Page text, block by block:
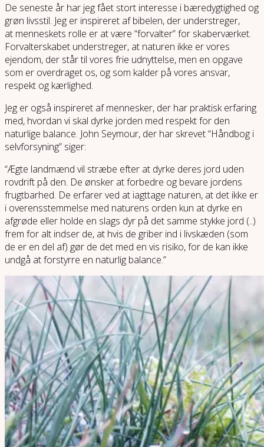
De seneste år har jeg fået stort interesse i bæredygtighed og
grøn livsstil. Jeg er inspireret af bibelen, der understreger,
at menneskets rolle er at være “forvalter” for skaberværket.
Forvalterskabet understreger, at naturen ikke er vores
ejendom, der står til vores frie udnyttelse, men en opgave
som er overdraget os, og som kalder på vores ansvar,
respekt og kærlighed.
Jeg er også inspireret af mennesker, der har praktisk erfaring
med, hvordan vi skal dyrke jorden med respekt for den
naturlige balance. John Seymour, der har skrevet “Håndbog i
selvforsyning” siger:
“Ægte landmænd vil stræbe efter at dyrke deres jord uden
rovdrift på den. De ønsker at forbedre og bevare jordens
frugtbarhed. De erfarer ved at iagttage naturen, at det ikke er
i overensstemmelse med naturens orden kun at dyrke en
afgrøde eller holde en slags dyr på det samme stykke jord (..)
frem for alt indser de, at hvis de griber ind i livskæden (som
de er en del af) gør de det med en vis risiko, for de kan ikke
undgå at forstyrre en naturlig balance.”